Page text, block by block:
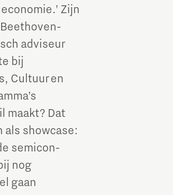
Zijn
adviseur
bij
Cultuur en
maakt? Dat
als showcase:
semicon-
nog
gaan